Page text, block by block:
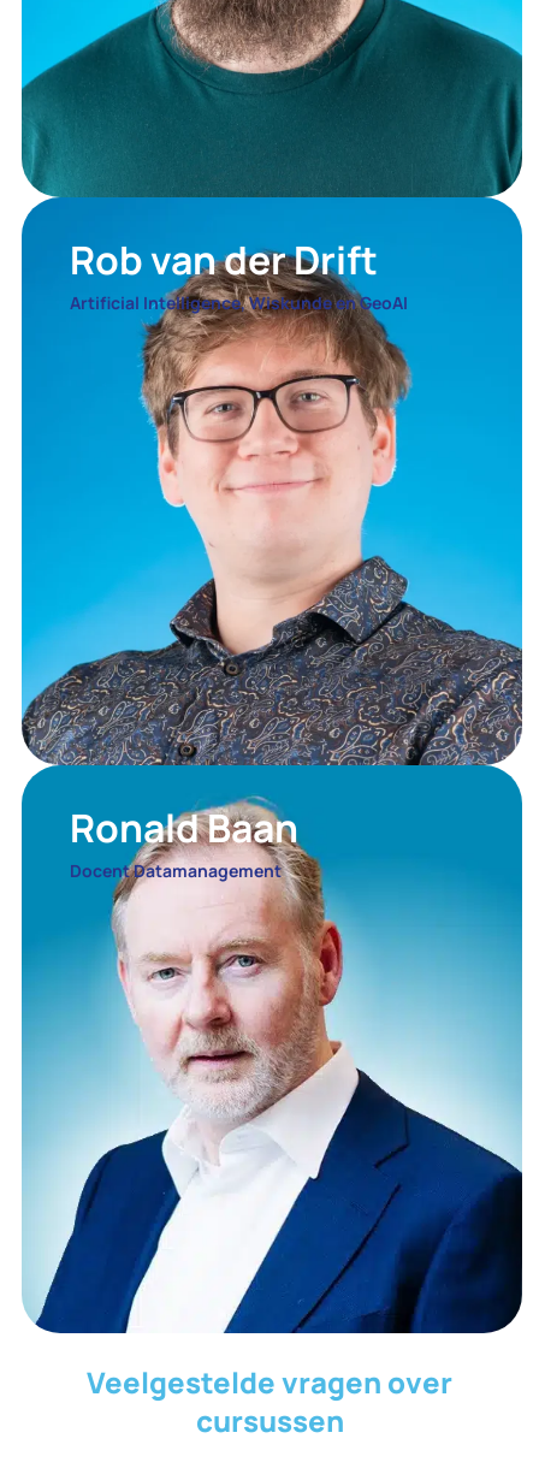
Rob van der Drift
Artificial Intelligence, Wiskunde en GeoAI
Ronald Baan
Docent Datamanagement
Veelgestelde vragen over
cursussen